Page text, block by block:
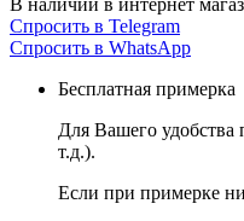
Спросить в Telegram
Спросить в WhatsApp
Бесплатная примерка
Для Вашего удобства
т.д.).
Если при примерке